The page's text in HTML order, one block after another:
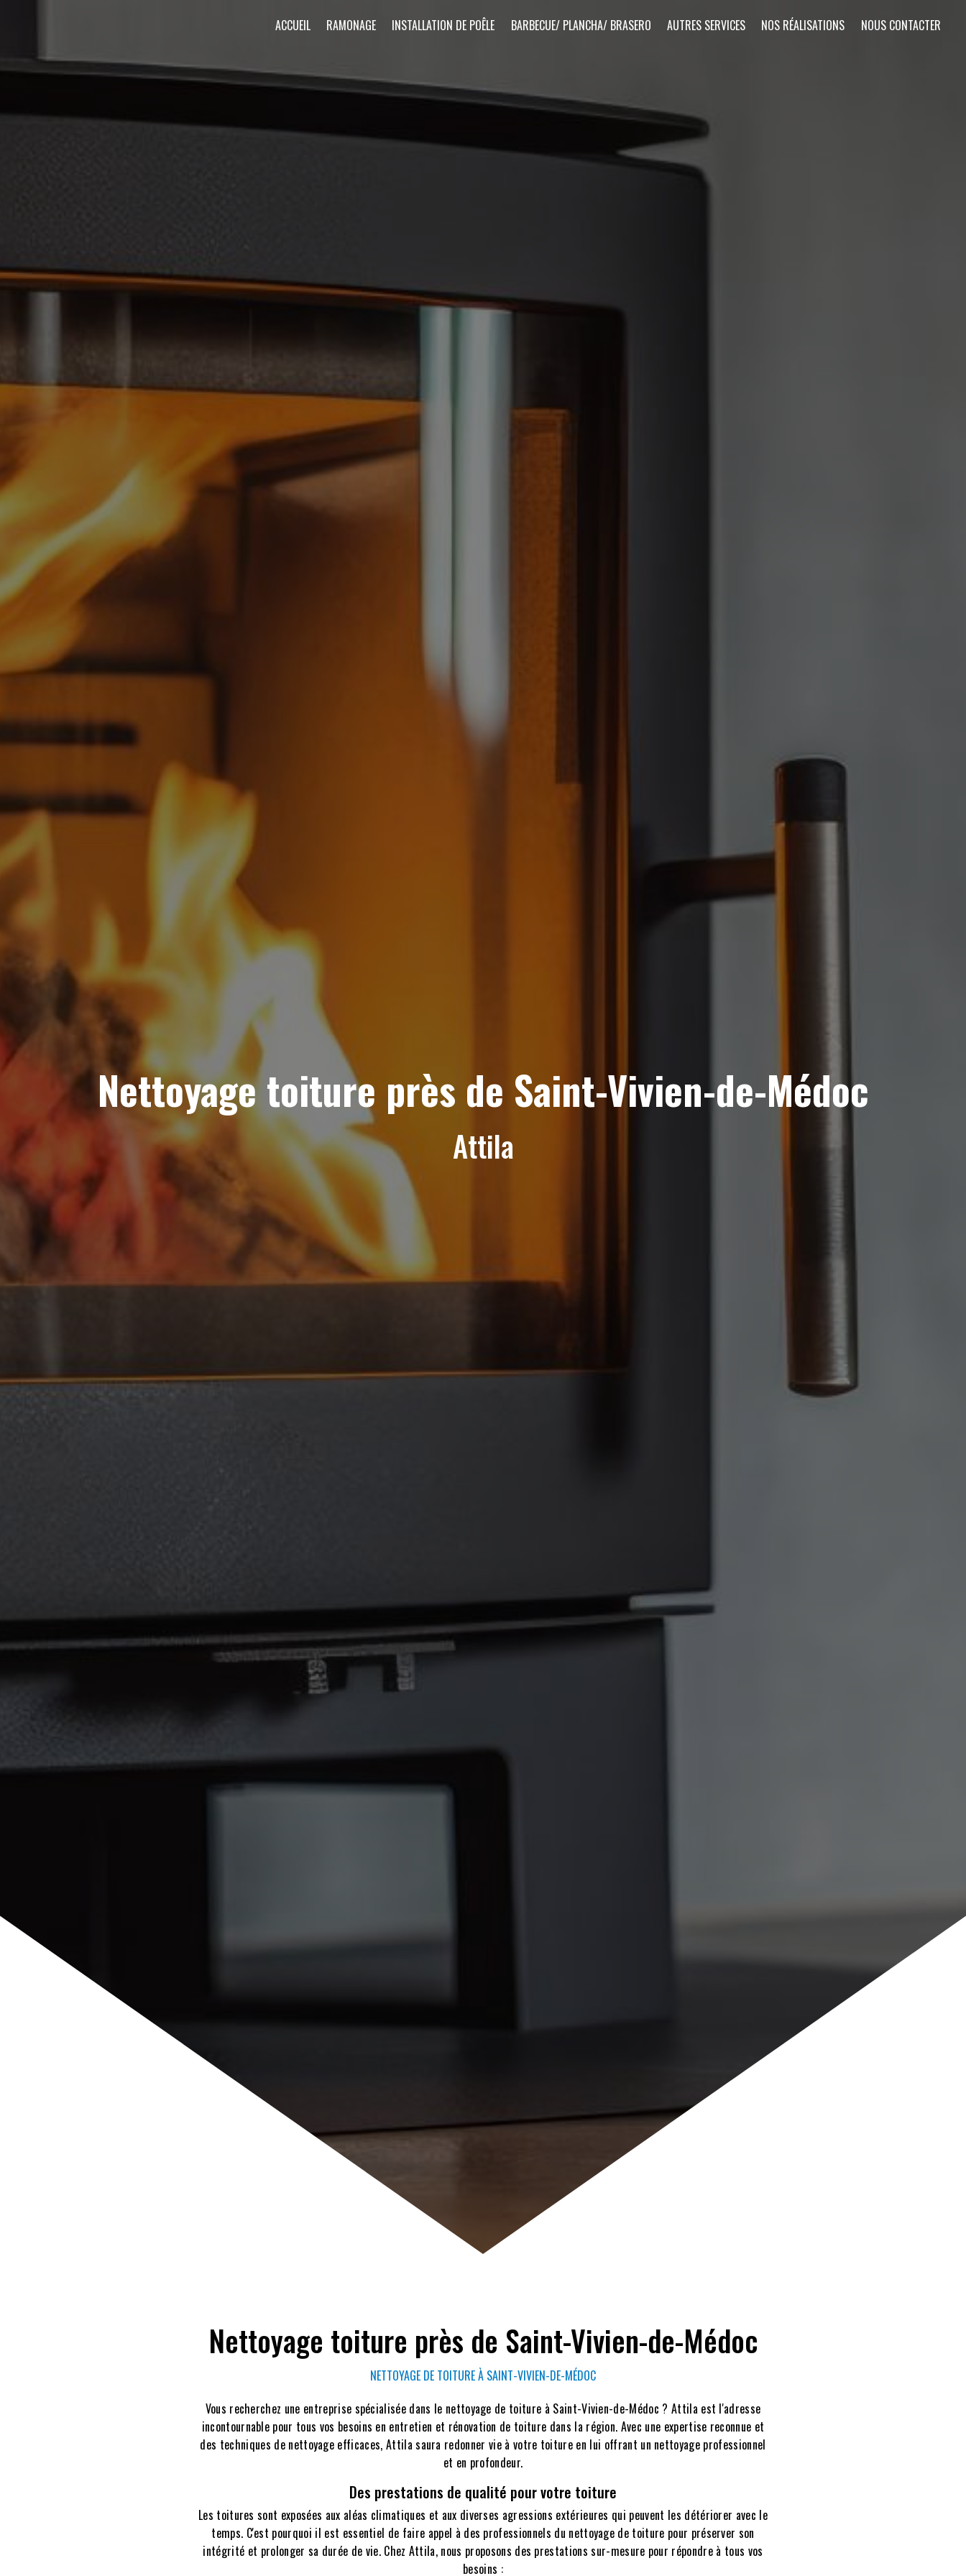
ACCUEIL RAMONAGE INSTALLATION DE POÊLE BARBECUE/ PLANCHA/ BRASERO AUTRES SERVICES NOS RÉALISATIONS NOUS CONTACTER
Nettoyage toiture près de Saint-Vivien-de-Médoc
Attila
Nettoyage toiture près de Saint-Vivien-de-Médoc
NETTOYAGE DE TOITURE À SAINT-VIVIEN-DE-MÉDOC
Vous recherchez une entreprise spécialisée dans le nettoyage de toiture à Saint-Vivien-de-Médoc ? Attila est l'adresse
incontournable pour tous vos besoins en entretien et rénovation de toiture dans la région. Avec une expertise reconnue et
des techniques de nettoyage efficaces, Attila saura redonner vie à votre toiture en lui offrant un nettoyage professionnel
et en profondeur.
Des prestations de qualité pour votre toiture
Les toitures sont exposées aux aléas climatiques et aux diverses agressions extérieures qui peuvent les détériorer avec le
temps. C'est pourquoi il est essentiel de faire appel à des professionnels du nettoyage de toiture pour préserver son
intégrité et prolonger sa durée de vie. Chez Attila, nous proposons des prestations sur-mesure pour répondre à tous vos
besoins :